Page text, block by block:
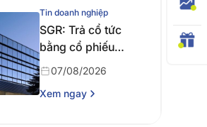
Tin doanh nghiệp
SGR: Trả cổ tức
bằng cổ phiếu
năm 2024
07/08/2026
Xem ngay